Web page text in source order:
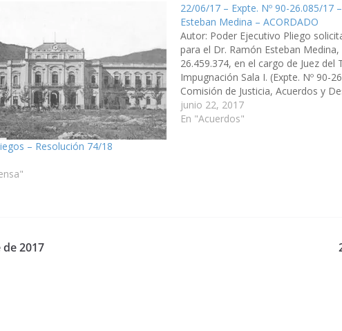
– Resolución 74/18
22/06/17 – Expte. Nº 90-26.085/17
Esteban Medina – ACORDADO
Autor: Poder Ejecutivo Pliego
para el Dr. Ramón Esteban Medina,
26.459.374, en el cargo de Juez del
Impugnación Sala I. (Expte. Nº 90-
Comisión de Justicia, Acuerdos y
Acordado el 17/08/2017
junio 22, 2017
En "Acuerdos"
2017